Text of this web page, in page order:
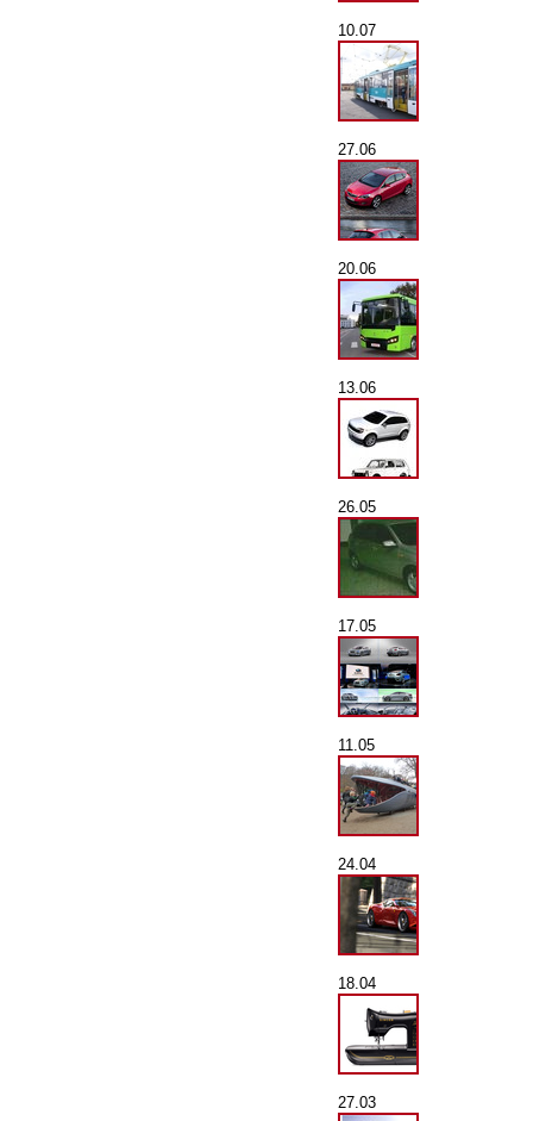
10.07
27.06
20.06
13.06
26.05
17.05
11.05
24.04
18.04
27.03